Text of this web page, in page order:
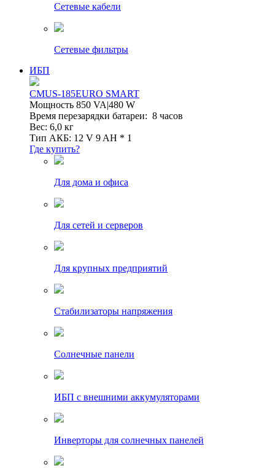
Сетевые кабели
Сетевые фильтры
ИБП
CMUS-185EURO SMART
Мощность 850 VA|480 W
Время перезарядки батареи: 8 часов
Вес: 6,0 кг
Тип АКБ: 12 V 9 AH * 1
Где купить?
Для дома и офиса
Для сетей и серверов
Для крупных предприятий
Стабилизаторы напряжения
Солнечные панели
ИБП с внешними аккумуляторами
Инверторы для солнечных панелей